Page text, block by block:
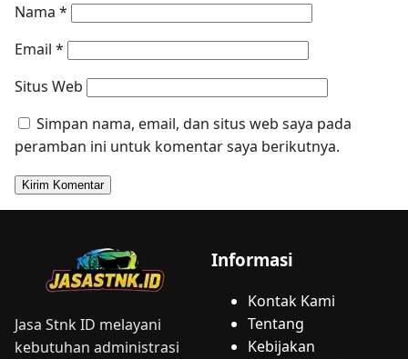
Nama *
Email *
Situs Web
Simpan nama, email, dan situs web saya pada
peramban ini untuk komentar saya berikutnya.
Jasa Stnk ID melayani
kebutuhan administrasi
Informasi
Kontak Kami
Tentang
Kebijakan